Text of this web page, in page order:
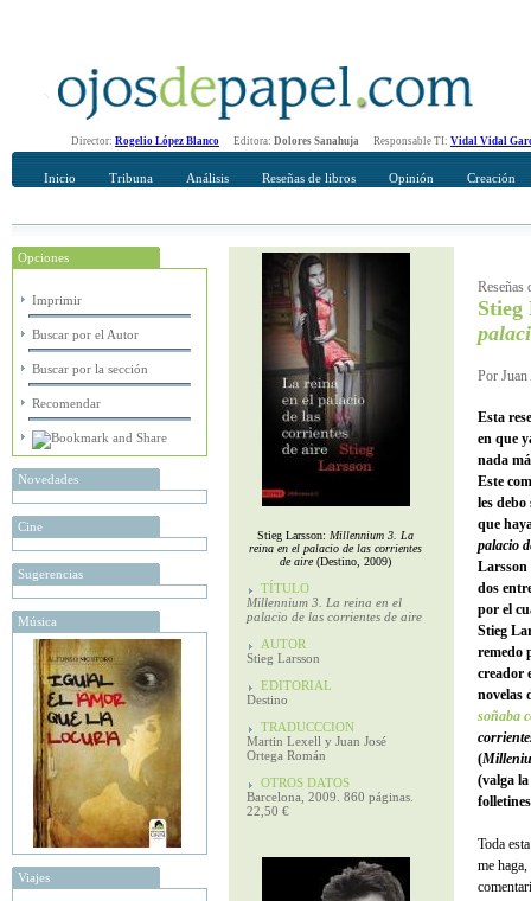
Director: Rogelio López Blanco Editora: Dolores Sanahuja Responsable TI: Vidal Vidal
Inicio Tribuna Análisis Reseñas de libros Opinión Creación
Opciones
Imprimir
Buscar por el Autor
Buscar por la sección
Recomendar
Novedades
Cine
Sugerencias
Música
Viajes
Recomendar
Su nombre Completo
Stieg Larsson: Millennium 3. La
reina en el palacio de las corrientes
de aire(Destino, 2009)
TÍTULO
Millennium 3. La reina en el
palacio de las corrientes de aire
AUTOR
Stieg Larsson
EDITORIAL
Destino
TRADUCCCION
Martin Lexell y Juan José
Ortega Román
OTROS DATOS
Barcelona, 2009. 860 páginas.
22,50 €
Reseñas
Por
Esta
en que
nada
Este
les
que
palacio
Larsson
dos
por el
Stieg
remedo
creador
novelas
soñaba
(
(valga
Toda
me